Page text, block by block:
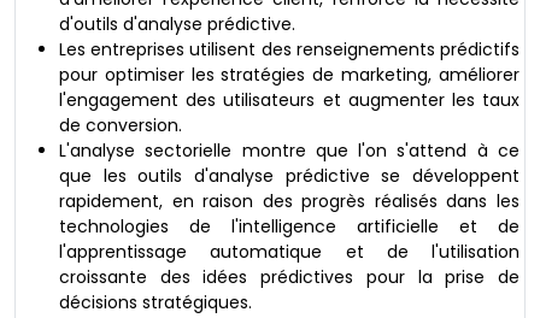
d'outils d'analyse prédictive.
Les entreprises utilisent des renseignements prédictifs
pour optimiser les stratégies de marketing, améliorer
l'engagement des utilisateurs et augmenter les taux
de conversion.
L'analyse sectorielle montre que l'on s'attend à ce
que les outils d'analyse prédictive se développent
rapidement, en raison des progrès réalisés dans les
technologies de l'intelligence artificielle et de
l'apprentissage automatique et de l'utilisation
croissante des idées prédictives pour la prise de
décisions stratégiques.